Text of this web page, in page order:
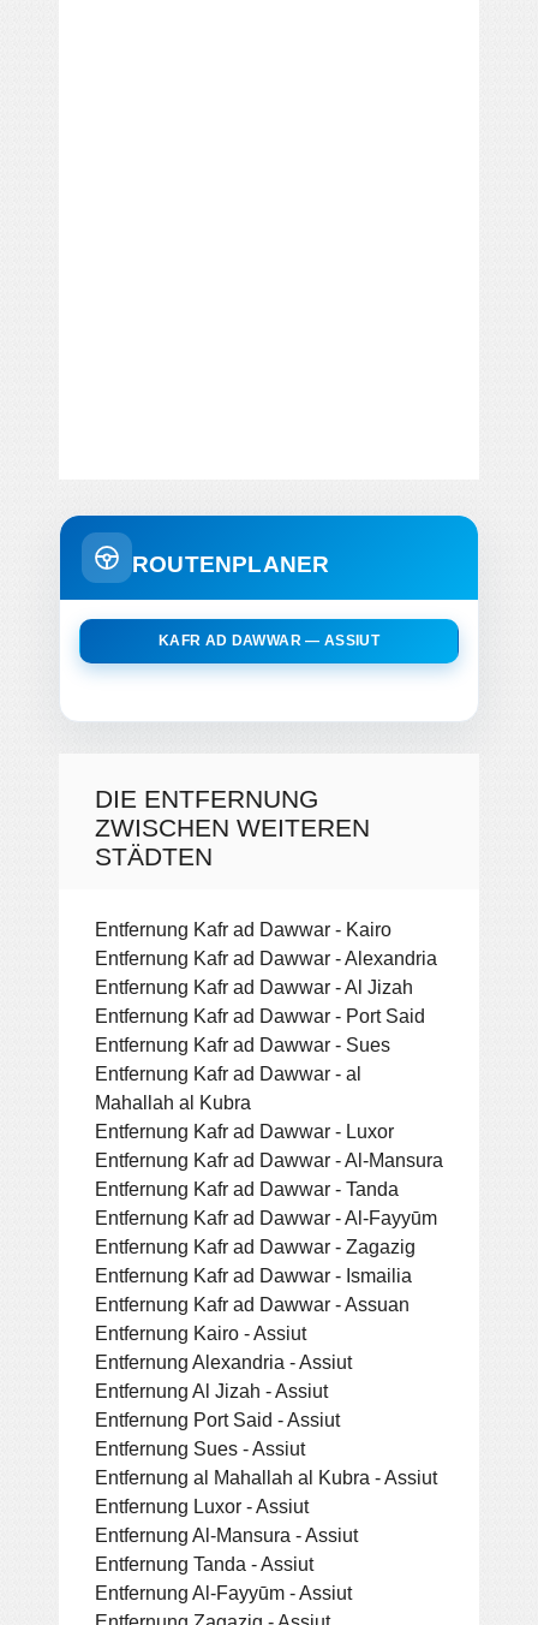
ROUTENPLANER
KAFR AD DAWWAR — ASSIUT
DIE ENTFERNUNG
ZWISCHEN WEITEREN
STÄDTEN
Entfernung Kafr ad Dawwar - Kairo
Entfernung Kafr ad Dawwar - Alexandria
Entfernung Kafr ad Dawwar - Al Jizah
Entfernung Kafr ad Dawwar - Port Said
Entfernung Kafr ad Dawwar - Sues
Entfernung Kafr ad Dawwar - al
Mahallah al Kubra
Entfernung Kafr ad Dawwar - Luxor
Entfernung Kafr ad Dawwar - Al-Mansura
Entfernung Kafr ad Dawwar - Tanda
Entfernung Kafr ad Dawwar - Al-Fayyūm
Entfernung Kafr ad Dawwar - Zagazig
Entfernung Kafr ad Dawwar - Ismailia
Entfernung Kafr ad Dawwar - Assuan
Entfernung Kairo - Assiut
Entfernung Alexandria - Assiut
Entfernung Al Jizah - Assiut
Entfernung Port Said - Assiut
Entfernung Sues - Assiut
Entfernung al Mahallah al Kubra - Assiut
Entfernung Luxor - Assiut
Entfernung Al-Mansura - Assiut
Entfernung Tanda - Assiut
Entfernung Al-Fayyūm - Assiut